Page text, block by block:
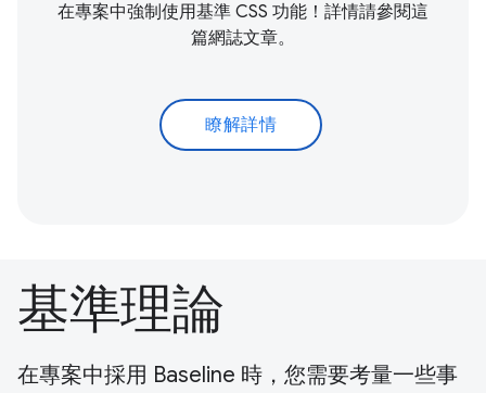
在專案中強制使用基準 CSS 功能！詳情請參閱這
篇網誌文章。
瞭解詳情
基準理論
在專案中採用 Baseline 時，您需要考量一些事